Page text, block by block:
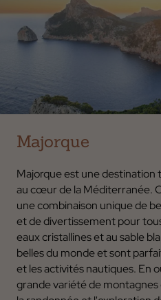
Majorque
Majorque est une
au cœur de la Méditerranée.
une combinaison unique de
et de divertissement pour
eaux cristallines et au sable
belles du monde et sont
et les activités nautiques. En
grande variété de montagnes